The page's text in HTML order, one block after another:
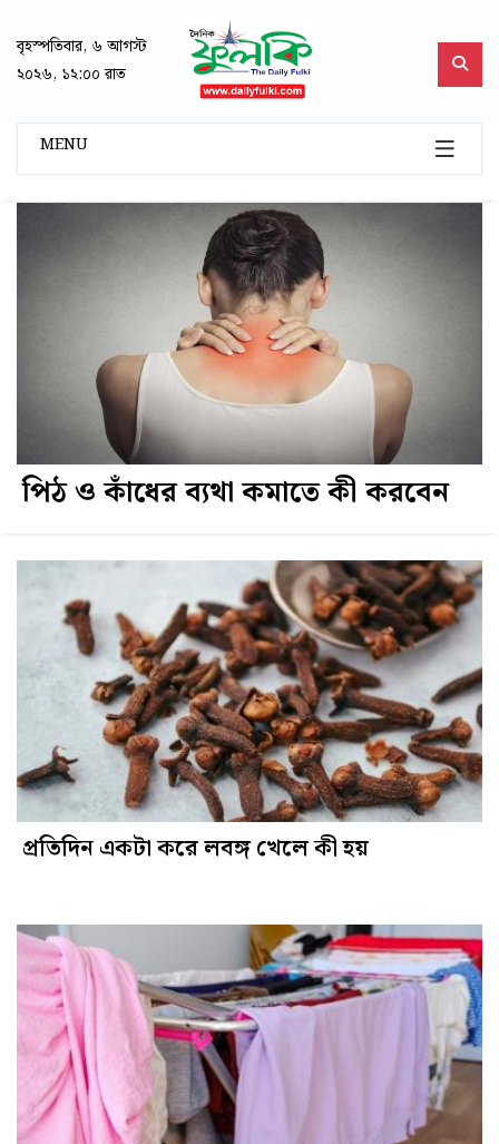
বৃহস্পতিবার, ৬ আগস্ট
২০২৬, ১২:০০ রাত
MENU
পিঠ ও কাঁধের ব্যথা কমাতে কী করবেন
প্রতিদিন একটা করে লবঙ্গ খেলে কী হয়